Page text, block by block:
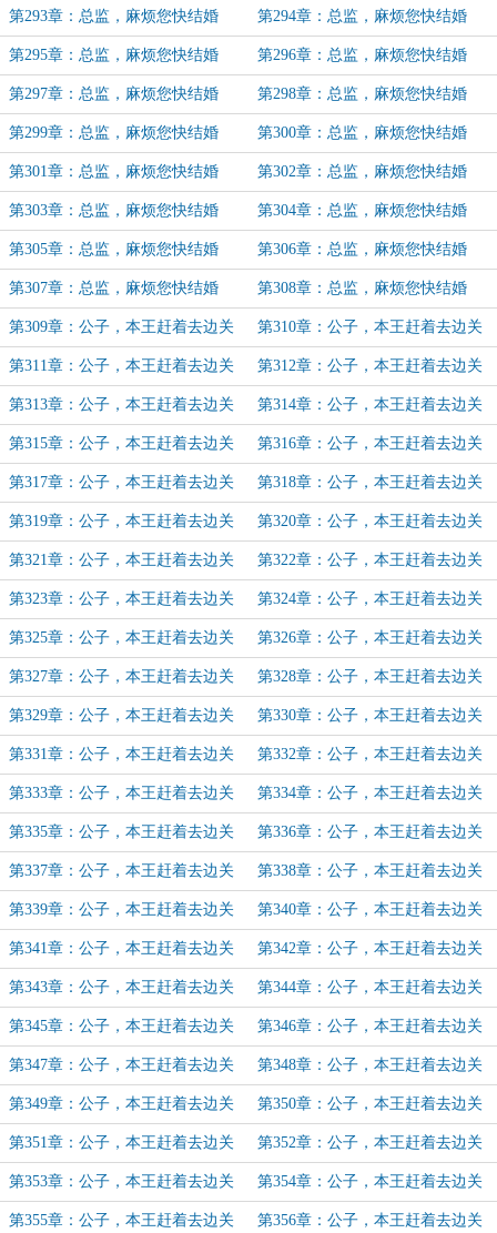
（26） （27）（加更）
第293章：总监，麻烦您快结婚
（28）（加更）
第294章：总监，麻烦您快结婚
（29）
第295章：总监，麻烦您快结婚
（30）
第296章：总监，麻烦您快结婚
（31）
第297章：总监，麻烦您快结婚
（32）（加更）
第298章：总监，麻烦您快结婚
（33）（加更）
第299章：总监，麻烦您快结婚
（34）（加更）
第300章：总监，麻烦您快结婚
（35）（加更）
第301章：总监，麻烦您快结婚
（36）
第302章：总监，麻烦您快结婚
（37）
第303章：总监，麻烦您快结婚
（38）
第304章：总监，麻烦您快结婚
（39）（加更）
第305章：总监，麻烦您快结婚
（40）（加更）
第306章：总监，麻烦您快结婚
（41）
第307章：总监，麻烦您快结婚
（42）
第308章：总监，麻烦您快结婚
（完）
第309章：公子，本王赶着去边关
（1）
第310章：公子，本王赶着去边关
（2）
第311章：公子，本王赶着去边关
（3）
第312章：公子，本王赶着去边关
（4）
第313章：公子，本王赶着去边关
（5）
第314章：公子，本王赶着去边关
（6）
第315章：公子，本王赶着去边关
（7）
第316章：公子，本王赶着去边关
（8）
第317章：公子，本王赶着去边关
（9）
第318章：公子，本王赶着去边关
（10）
第319章：公子，本王赶着去边关
（11）
第320章：公子，本王赶着去边关
（12）
第321章：公子，本王赶着去边关
（13）
第322章：公子，本王赶着去边关
（14）
第323章：公子，本王赶着去边关
（15）
第324章：公子，本王赶着去边关
（16）
第325章：公子，本王赶着去边关
（17）
第326章：公子，本王赶着去边关
（18）
第327章：公子，本王赶着去边关
（19）
第328章：公子，本王赶着去边关
（20）
第329章：公子，本王赶着去边关
（21）
第330章：公子，本王赶着去边关
（22）
第331章：公子，本王赶着去边关
（23）
第332章：公子，本王赶着去边关
（24）
第333章：公子，本王赶着去边关
（25）
第334章：公子，本王赶着去边关
（26）
第335章：公子，本王赶着去边关
（27）
第336章：公子，本王赶着去边关
（28）
第337章：公子，本王赶着去边关
（29）
第338章：公子，本王赶着去边关
（30）
第339章：公子，本王赶着去边关
（31）
第340章：公子，本王赶着去边关
（32）
第341章：公子，本王赶着去边关
（33）
第342章：公子，本王赶着去边关
（33）
第343章：公子，本王赶着去边关
（34）
第344章：公子，本王赶着去边关
（35）
第345章：公子，本王赶着去边关
（36）
第346章：公子，本王赶着去边关
（37）
第347章：公子，本王赶着去边关
（38）
第348章：公子，本王赶着去边关
（39）
第349章：公子，本王赶着去边关
（40）
第350章：公子，本王赶着去边关
（41）
第351章：公子，本王赶着去边关
（42）
第352章：公子，本王赶着去边关
（43）
第353章：公子，本王赶着去边关
（44）
第354章：公子，本王赶着去边关
（45）
第355章：公子，本王赶着去边关 第356章：公子，本王赶着去边关